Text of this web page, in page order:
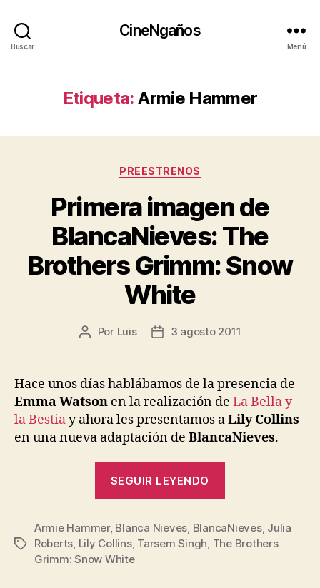
Buscar
CineNgaños
Menú
Etiqueta: Armie Hammer
Categorías
PREESTRENOS
Primera imagen de
BlancaNieves: The
Brothers Grimm: Snow
White
Autor
entrada
Por Luis
Fecha
entrada
3 agosto 2011
Hace unos días hablábamos de la presencia de
Emma Watson en la realización de La Bella y
la Bestiay ahora les presentamos aLily Collins
en una nueva adaptación de BlancaNieves.
SEGUIR LEYENDO
BlancaNieves:
The
Etiquetas
Armie Hammer, Blanca Nieves, BlancaNieves, Julia
Roberts, Lily Collins, Tarsem Singh, The Brothers
Grimm: Snow White